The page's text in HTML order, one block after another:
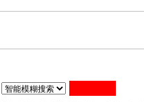
箱 塑料储物架